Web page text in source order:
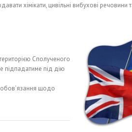
хімікати, цивільні вибухові
Сполученого
підпадатиме під дію
щодо